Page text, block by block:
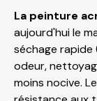
La peinture
aujourd'hui le
séchage rapide
odeur,
moins nocive.